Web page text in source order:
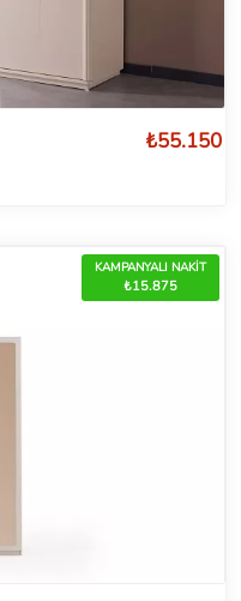
₺55.150
KAMPANYALI NAKİT
₺15.875